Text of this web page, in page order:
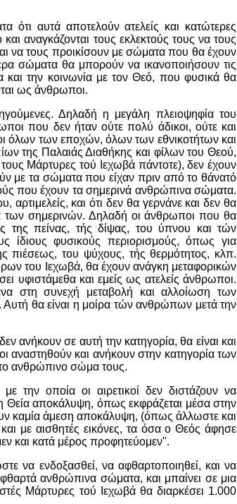
αυτά αποτελούν ατελείς και κατώτερες
αναγκάζονται τους εκλεκτούς τους να τους
να τους προικίσουν με σώματα που θα έχουν
σώματα θα μπορούν να ικανοποιήσουν τις
και την κοινωνία με τον Θεό, που φυσικά θα
ως άνθρωποι.
Δηλαδή η μεγάλη πλειοψηφία του
που δεν ήταν ούτε πολύ άδικοι, ούτε και
όλων των εποχών, όλων των εθνικοτήτων και
της Παλαιάς Διαθήκης και φίλων του Θεού,
Μάρτυρες τού Ιεχωβά πάντοτε), δεν έχουν
με τα σώματα που είχαν πριν από το θάνατό
που έχουν τα σημερινά ανθρώπινα σώματα.
και ότι δεν θα γερνάνε και δεν θα
των σημερινών. Δηλαδή οι άνθρωποι που θα
της πείνας, τής δίψας, του ύπνου και τών
ίδιους φυσικούς περιορισμούς, όπως για
πιέσεως, του ψύχους, τής θερμότητος, κλπ.
του Ιεχωβά, θα έχουν ανάγκη μεταφορικών
υφιστάμεθα και εμείς ως ατελείς άνθρωποι.
στη συνεχή μεταβολή και αλλοίωση των
θα είναι η μοίρα τών ανθρώπων μετά την
ανήκουν σε αυτή την κατηγορία, θα είναι και
αναστηθούν και ανήκουν στην κατηγορία των
το ανθρώπινο σώμα τους.
την οποία οι αιρετικοί δεν διστάζουν να
αποκάλυψη, όπως εκφράζεται μέσα στην
καμία άμεση αποκάλυψη, (όπως άλλωστε και
και με αισθητές εικόνες, τα όσα ο Θεός άφησε
και κατά μέρος προφητεύομεν".
να ενδοξασθεί, να αφθαρτοποιηθεί, και να
ανθρώπινα σώματα, και μπαίνει σε μια
Μάρτυρες τού Ιεχωβά θα διαρκέσει 1.000